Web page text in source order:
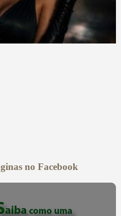
no Facebook